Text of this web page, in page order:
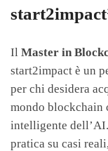
Il Master in
start2impact è un
per chi desidera
mondo blockchain
intelligente
pratica su casi